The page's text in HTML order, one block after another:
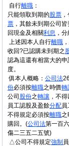
自行離職 ：
只能領取到期的股票
票 ，其餘未到期公司皆
回現金及相關利息 ，
上述因本人自行離職
收回?已認購未到期之
認為這還有相當大的
度。
俱本人概略： 公司法
份必須按離職之時價轉
公司 股份之轉讓 ，不
員工認股及盈餘分配
不得規定必須按離職之
購回。(公司法第一百
傷二三五二五號)
△公司不得規定強制